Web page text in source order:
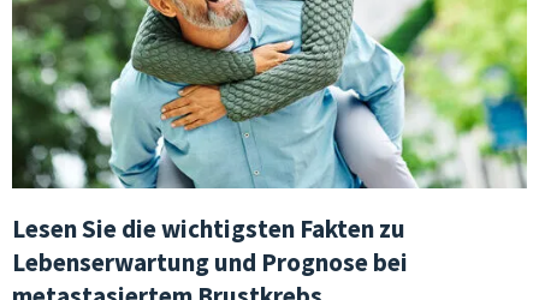
Lesen Sie die wichtigsten Fakten zu
Lebenserwartung und Prognose bei